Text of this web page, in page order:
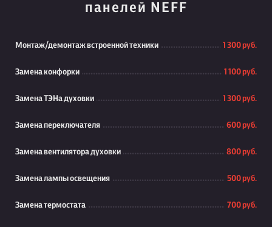
панелей NEFF
Монтаж/демонтаж встроенной техники 1 300 руб.
Замена конфорки 1 100 руб.
Замена ТЭНа духовки 1 300 руб.
Замена переключателя 600 руб.
Замена вентилятора духовки 800 руб.
Замена лампы освещения 500 руб.
Замена термостата 700 руб.